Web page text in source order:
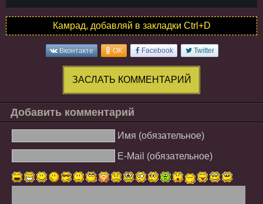
Камрад, добавляй в закладки Ctrl+D
Вконтакте OK Facebook Twitter
ЗАСЛАТЬ КОММЕНТАРИЙ
Добавить комментарий
Имя (обязательное)
E-Mail (обязательное)